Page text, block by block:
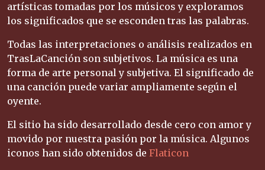
artísticas tomadas por los músicos y exploramos
los significados que se esconden tras las palabras.
Todas las interpretaciones o análisis realizados en
TrasLaCanción son subjetivos. La música es una
forma de arte personal y subjetiva. El significado de
una canción puede variar ampliamente según el
oyente.
El sitio ha sido desarrollado desde cero con amor y
movido por nuestra pasión por la música. Algunos
iconos han sido obtenidos de Flaticon